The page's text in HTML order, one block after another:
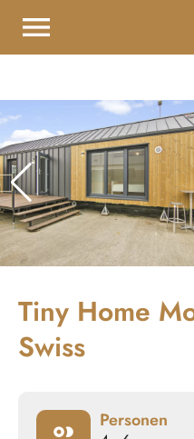
menu
Tiny Home
Swiss
Personen